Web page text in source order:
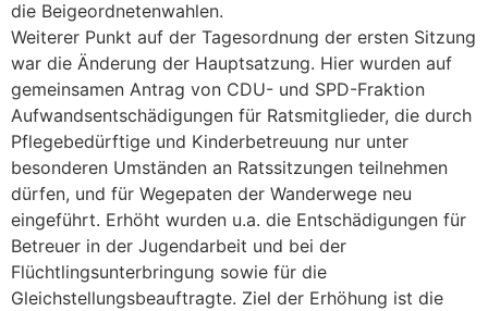
die Beigeordnetenwahlen.
Weiterer Punkt auf der Tagesordnung der ersten Sitzung
war die Änderung der Hauptsatzung. Hier wurden auf
gemeinsamen Antrag von CDU- und SPD-Fraktion
Aufwandsentschädigungen für Ratsmitglieder, die durch
Pflegebedürftige und Kinderbetreuung nur unter
besonderen Umständen an Ratssitzungen teilnehmen
dürfen, und für Wegepaten der Wanderwege neu
eingeführt. Erhöht wurden u.a. die Entschädigungen für
Betreuer in der Jugendarbeit und bei der
Flüchtlingsunterbringung sowie für die
Gleichstellungsbeauftragte. Ziel der Erhöhung ist die